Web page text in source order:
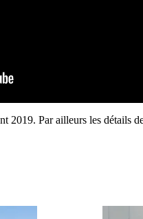
Par ailleurs les détails